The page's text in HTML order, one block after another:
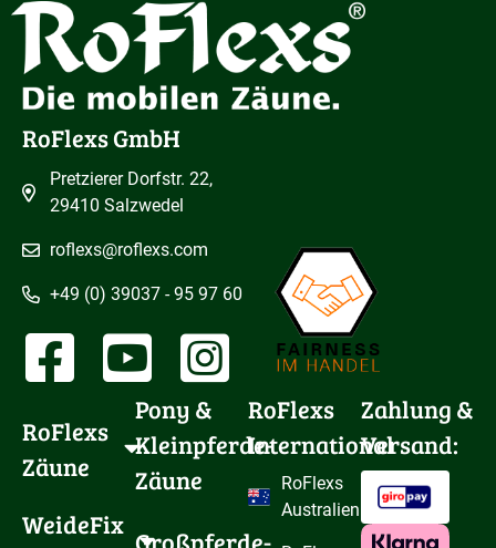
RoFlexs GmbH
Pretzierer Dorfstr. 22,
29410 Salzwedel
roflexs@roflexs.com
+49 (0) 39037 - 95 97 60
RoFlexs
Zäune
WeideFix
Pony &
Kleinpferde-
Zäune
Großpferde-
RoFlexs
International
RoFlexs
Australien
Zahlung &
Versand: